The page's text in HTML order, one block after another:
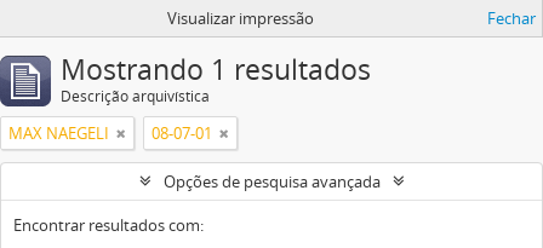
Visualizar impressão Fechar
Mostrando 1 resultados
Descrição arquivística
MAX NAEGELI 08-07-01
Opções de pesquisa avançada
Encontrar resultados com: